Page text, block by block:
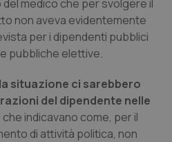
di Bolzano
di Trento
medico che per svolgere il
non aveva evidentemente
per i dipendenti pubblici
pubbliche elettive.
situazione ci sarebbero
del dipendente nelle
che indicavano come, per il
di attività politica, non